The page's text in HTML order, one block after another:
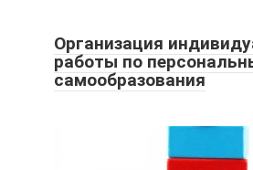
Организация
работы по
самообразования